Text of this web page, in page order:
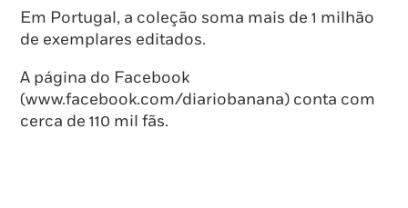
Em Portugal, a coleção soma mais de 1 milhão
de exemplares editados.
A página do Facebook
(www.facebook.com/diariobanana) conta com
cerca de 110 mil fãs.